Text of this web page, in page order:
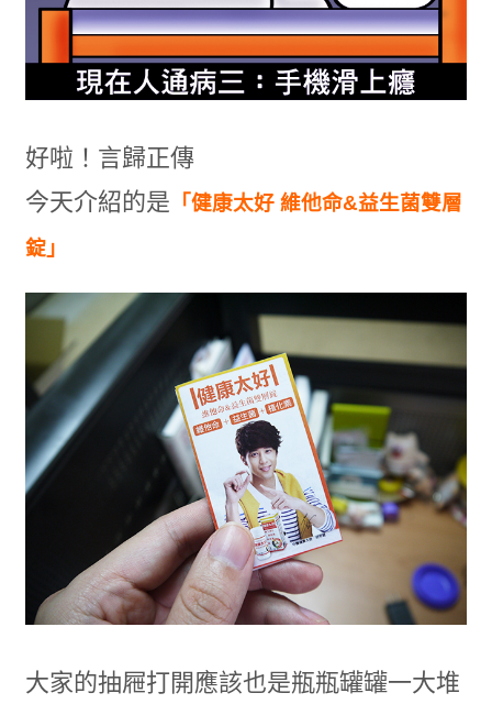
好啦！言歸正傳
今天介紹的是 「健康太好 維他命&益生菌雙層
錠」
大家的抽屜打開應該也是瓶瓶罐罐一大堆